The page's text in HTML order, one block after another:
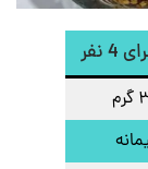
نفر